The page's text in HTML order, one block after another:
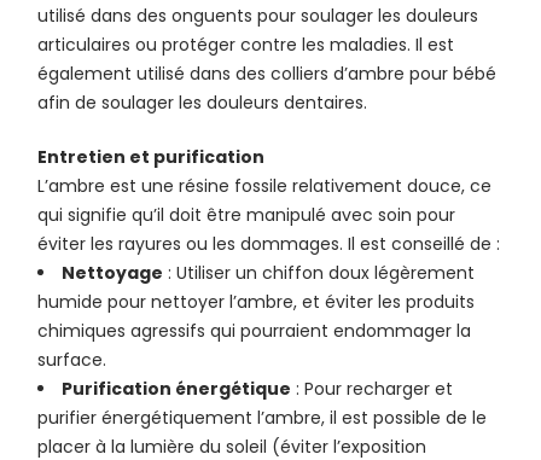
utilisé dans des onguents pour soulager les douleurs
articulaires ou protéger contre les maladies. Il est
également utilisé dans des colliers d’ambre pour bébé
afin de soulager les douleurs dentaires.
Entretien et purification
L’ambre est une résine fossile relativement douce, ce
qui signifie qu’il doit être manipulé avec soin pour
éviter les rayures ou les dommages. Il est conseillé de :
Nettoyage : Utiliser un chiffon doux légèrement
humide pour nettoyer l’ambre, et éviter les produits
chimiques agressifs qui pourraient endommager la
surface.
Purification énergétique : Pour recharger et
purifier énergétiquement l’ambre, il est possible de le
placer à la lumière du soleil (éviter l’exposition